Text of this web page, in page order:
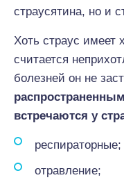
страусятина, но и
Хоть страус имеет
считается
болезней он не
встречаются у
респираторные;
отравление;